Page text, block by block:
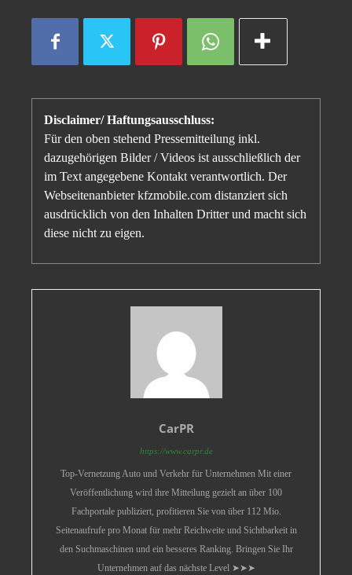
Disclaimer/ Haftungsausschluss:
Für den oben stehend Pressemitteilung inkl.
dazugehörigen Bilder / Videos ist ausschließlich der
im Text angegebene Kontakt verantwortlich. Der
Webseitenanbieter kfzmobile.com distanziert sich
ausdrücklich von den Inhalten Dritter und macht sich
diese nicht zu eigen.
CarPR
https://www.carpr.de
Top-Vernetzung Auto und Verkehr für Unternehmen Mit einer
Veröffentlichung wird ihre Mitteilung gezielt an über 100
Fachportale publiziert, profitieren Sie von über 112 Mio.
Seitenaufrufe pro Monat für mehr Reichweite und Sichtbarkeit in
den Suchmaschinen und ein besseres Ranking. Bringen Sie Ihr
Unternehmen auf das nächste Level ➤➤➤